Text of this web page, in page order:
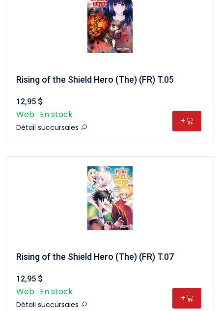
Rising of the Shield Hero (The) (FR) T.05
12,95 $
Web : En stock
Détail succursales
+
Rising of the Shield Hero (The) (FR) T.07
12,95 $
Web : En stock
Détail succursales
+